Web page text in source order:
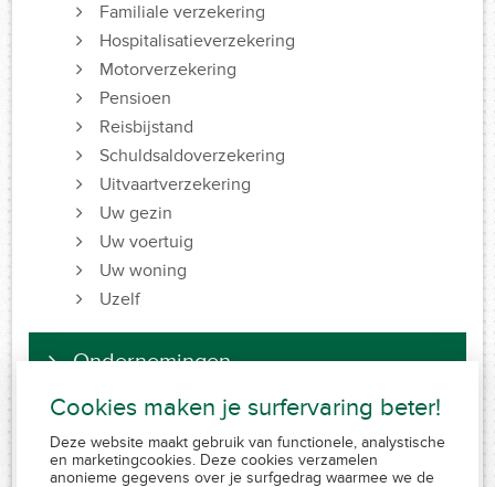
Familiale verzekering
Hospitalisatieverzekering
Motorverzekering
Pensioen
Reisbijstand
Schuldsaldoverzekering
Uitvaartverzekering
Uw gezin
Uw voertuig
Uw woning
Uzelf
Ondernemingen
FSMA 109320 A-cB
RPR 0839.829.859
Cookies maken je surfervaring beter!
Deze website maakt gebruik van functionele, analystische
en marketingcookies. Deze cookies verzamelen
anonieme gegevens over je surfgedrag waarmee we de